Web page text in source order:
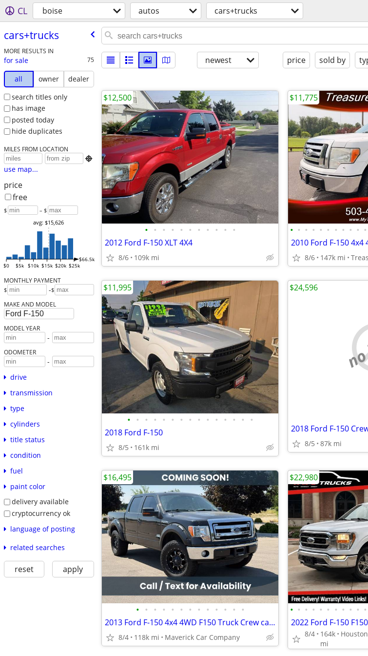
CL boise autos cars+trucks
cars+trucks
MORE RESULTS IN
for sale 75
all owner
dealer
search titles only
has image
posted today
hide duplicates
MILES FROM LOCATION

use map...
price
free
$ – $
$0 $5k $10k $15k $20k $25k
$66.5k
avg: $15,626
MONTHLY PAYMENT
$ -$
MAKE AND MODEL
MODEL YEAR
-
ODOMETER
-
drive
transmission
type
cylinders
title status
condition
fuel
paint color
delivery available
cryptocurrency ok
language of posting
related searches
reset apply
newest price sold by
• • • • • • • • • • •
2012 Ford F-150 XLT 4X4
8/6 109k mi
$12,500
• • • • • • • • • • •
8/6 147k mi
$11,775
• • • • • • • • • • • • • • •
2018 Ford F-150
8/5 161k mi
$11,995
2018 Ford F-150
8/5 87k mi
$24,596
• • • • • • • • • • • • •
2013 Ford F-150 4x4 4WD F150 Truck Crew cab XLT SuperCrew
8/4 118k mi Maverick Car Company
$16,495
• • • • • • • • • • •
8/4
164k
mi
$22,980